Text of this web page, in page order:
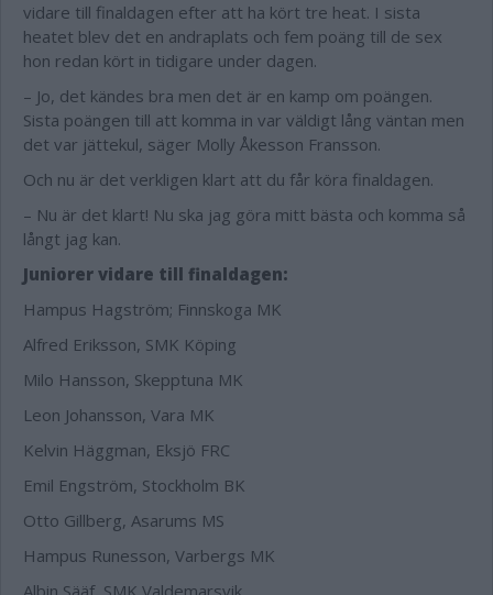
vidare till finaldagen efter att ha kört tre heat. I sista
heatet blev det en andraplats och fem poäng till de sex
hon redan kört in tidigare under dagen.
– Jo, det kändes bra men det är en kamp om poängen.
Sista poängen till att komma in var väldigt lång väntan men
det var jättekul, säger Molly Åkesson Fransson.
Och nu är det verkligen klart att du får köra finaldagen.
– Nu är det klart! Nu ska jag göra mitt bästa och komma så
långt jag kan.
Juniorer vidare till finaldagen:
Hampus Hagström; Finnskoga MK
Alfred Eriksson, SMK Köping
Milo Hansson, Skepptuna MK
Leon Johansson, Vara MK
Kelvin Häggman, Eksjö FRC
Emil Engström, Stockholm BK
Otto Gillberg, Asarums MS
Hampus Runesson, Varbergs MK
Albin Sääf, SMK Valdemarsvik